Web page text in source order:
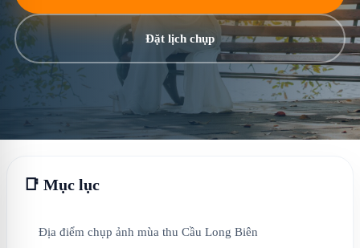
Đặt lịch chụp
📑 Mục lục
Địa điểm chụp ảnh mùa thu Cầu Long Biên